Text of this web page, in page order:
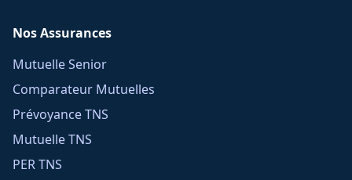
Nos Assurances
Mutuelle Senior
Comparateur Mutuelles
Prévoyance TNS
Mutuelle TNS
PER TNS